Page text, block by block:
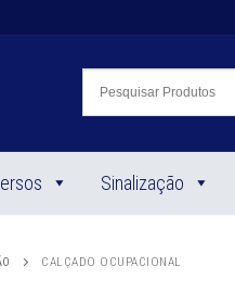
Sinalização
CALÇADO OCUPACIONAL